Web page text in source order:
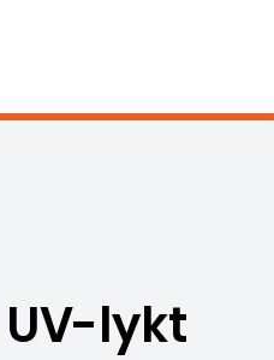
lykt